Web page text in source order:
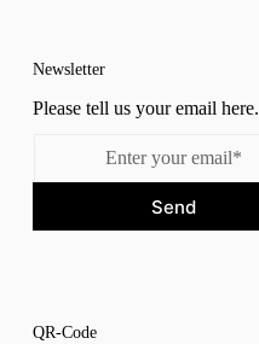
Newsletter
Please tell us your email here.
Send
QR-Code